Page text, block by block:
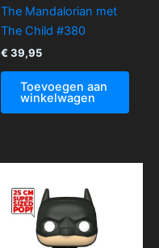
The Mandalorian met
The Child #380
€ 39,95
Toevoegen aan
winkelwagen